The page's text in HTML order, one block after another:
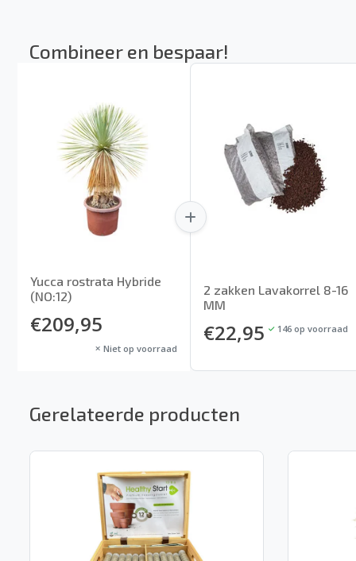
Combineer en bespaar!
Yucca rostrata Hybride
(NO:12)
€209,95
Niet op voorraad
2 zakken Lavakorrel 8-16
MM
€22,95 146 op voorraad
Gerelateerde producten